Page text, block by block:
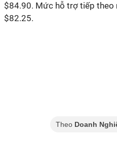
$84.90. Mức hỗ trợ tiếp theo
$82.25.
Theo Doanh